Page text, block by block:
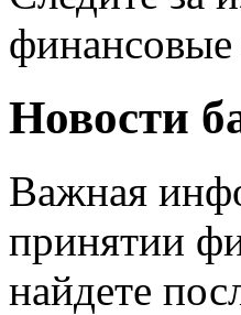
Новости
Важная
принятии
найдете